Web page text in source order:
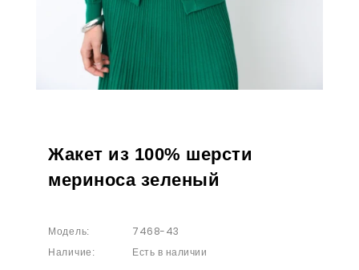
Жакет из 100% шерсти
мериноса зеленый
Модель: 7468-43
Наличие: Есть в наличии